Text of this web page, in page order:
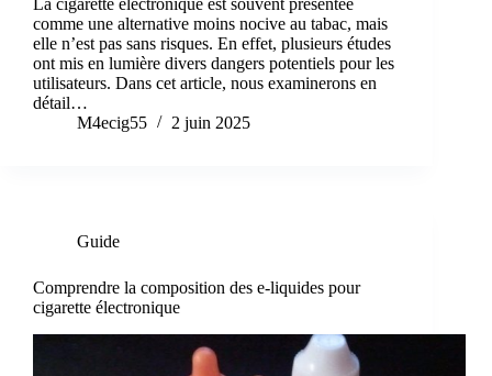
La cigarette électronique est souvent présentée
comme une alternative moins nocive au tabac, mais
elle n’est pas sans risques. En effet, plusieurs études
ont mis en lumière divers dangers potentiels pour les
utilisateurs. Dans cet article, nous examinerons en
détail…
M4ecig55
2 juin 2025
Guide
Comprendre la composition des e-liquides pour
cigarette électronique